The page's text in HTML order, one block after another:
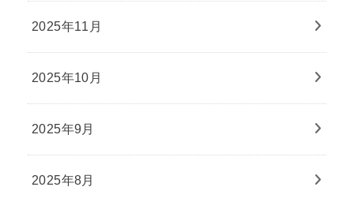
2025年11月
2025年10月
2025年9月
2025年8月